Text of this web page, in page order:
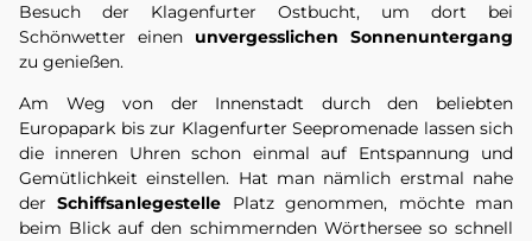
Besuch der Klagenfurter Ostbucht, um dort bei
Schönwetter einen unvergesslichen Sonnenuntergang
zu genießen.
Am Weg von der Innenstadt durch den beliebten
Europapark bis zur Klagenfurter Seepromenade lassen sich
die inneren Uhren schon einmal auf Entspannung und
Gemütlichkeit einstellen. Hat man nämlich erstmal nahe
derSchiffsanlegestelle Platz genommen, möchte man
beim Blick auf den schimmernden Wörthersee so schnell